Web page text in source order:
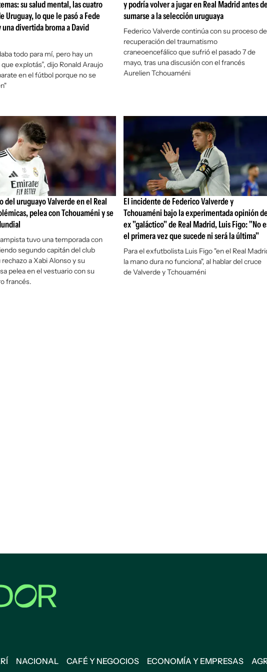
su salud mental, las cuatro
Uruguay, lo que le pasó a Fede
una divertida broma a David
todo para mí, pero hay un
explotás”, dijo Ronald Araujo
en el fútbol porque no se
y podría volver a jugar en Real Madrid antes
sumarse a la selección uruguaya
Federico Valverde continúa con su proceso de
recuperación del traumatismo
craneoencefálico que sufrió el pasado 7 de
mayo, tras una discusión con el francés
Aurelien Tchouaméni
del uruguayo Valverde en el Real
pelea con Tchouaméni y se
tuvo una temporada con
segundo capitán del club
rechazo a Xabi Alonso y su
pelea en el vestuario con su
francés.
El incidente de Federico Valverde y
Tchouaméni bajo la experimentada opinión
ex "galáctico" de Real Madrid, Luis Figo: "No
el primera vez que sucede ni será la última"
Para el exfutbolista Luis Figo "en el Real
la mano dura no funciona", al hablar del cruce
de Valverde y Tchouaméni
NACIONAL CAFÉ Y NEGOCIOS ECONOMÍA Y EMPRESAS